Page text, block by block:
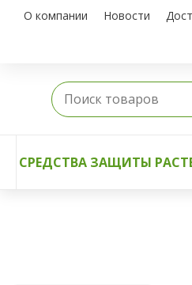
О компании Новости
СРЕДСТВА ЗАЩИТЫ